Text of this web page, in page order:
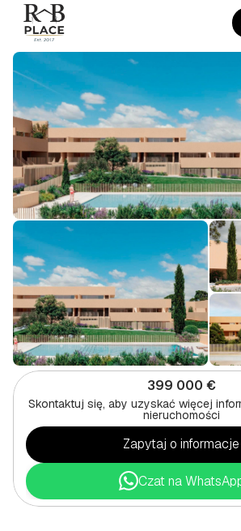
Kontakt
399 000 €
Skontaktuj się, aby uzyskać więcej
nieruchomości
Zapytaj o informacje
Czat na